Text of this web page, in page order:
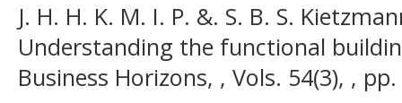
J. H. H. K. M. I. P. &. S. B. S.
Understanding the functional
Business Horizons, , Vols. 54(3), ,